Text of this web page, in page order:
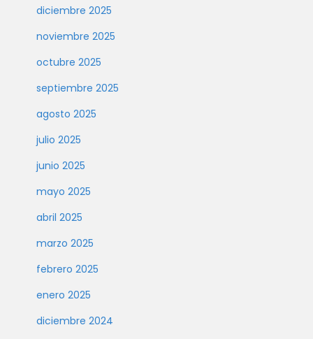
diciembre 2025
noviembre 2025
octubre 2025
septiembre 2025
agosto 2025
julio 2025
junio 2025
mayo 2025
abril 2025
marzo 2025
febrero 2025
enero 2025
diciembre 2024